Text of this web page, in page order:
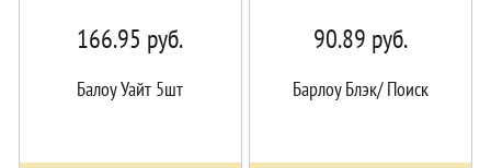
166.95 руб.
Балоу Уайт 5шт
90.89 руб.
Барлоу Блэк/ Поиск